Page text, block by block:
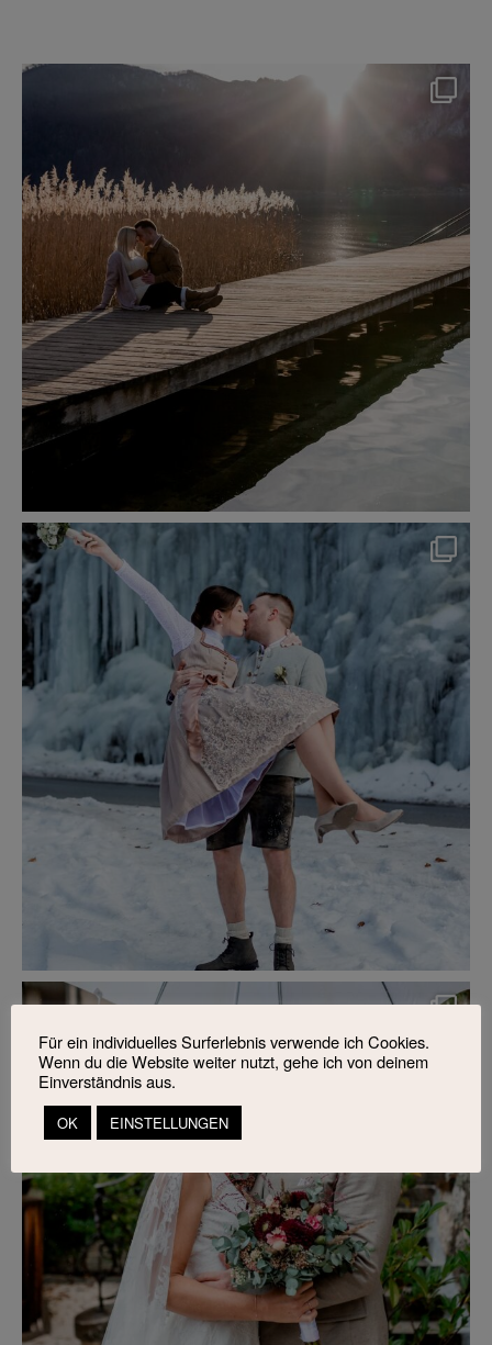
Für ein individuelles Surferlebnis verwende ich Cookies.
Wenn du die Website weiter nutzt, gehe ich von deinem
Einverständnis aus.
OK EINSTELLUNGEN